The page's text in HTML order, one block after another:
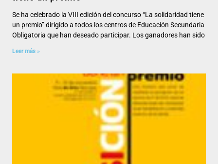
Se ha celebrado la VIII edición del concurso “La solidaridad tiene
un premio” dirigido a todos los centros de Educación Secundaria
Obligatoria que han deseado participar. Los ganadores han sido
Leer más »